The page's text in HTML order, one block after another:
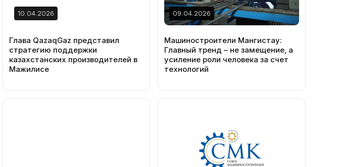
10.04.2026
Глава QazaqGaz представил
стратегию поддержки
казахстанских производителей в
Мажилисе
09.04.2026
Машиностроители Мангистау:
Главный тренд – не замещение, а
усиление роли человека за счет
технологий